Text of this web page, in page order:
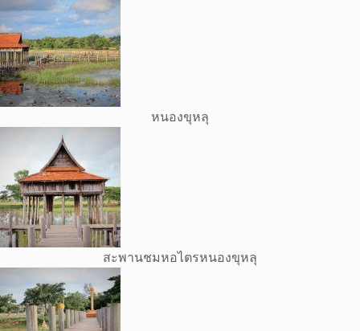
หนองขุหลุ
สะพานชมหอไตรหนองขุหลุ